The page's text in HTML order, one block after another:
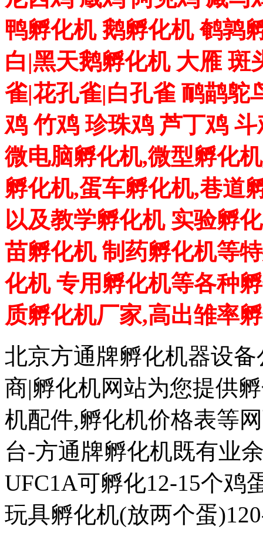
鸭孵化机 鹅孵化机 鹌鹑
白|黑天鹅孵化机 大雁 斑
雀|花孔雀|白孔雀 鸸鹋鸵
鸡 竹鸡 珍珠鸡 芦丁鸡
微电脑孵化机,微型孵化
孵化机,蛋车孵化机,巷道
以及教学孵化机 实验孵
苗孵化机 制药孵化机等
化机 专用孵化机等各种
质孵化机厂家,高出雏率
北京方通牌孵化机器设
商|孵化机网站为您提供
机配件,孵化机价格表等
台-方通牌孵化机既有业
UFC1A可孵化12-15个鸡
玩具孵化机(放两个蛋